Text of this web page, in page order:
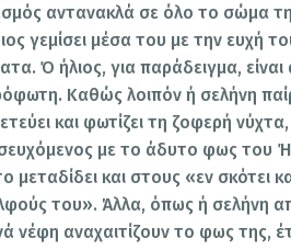
αντανακλά σε όλο το σώμα
γεμίσει μέσα του με την ευχή
Ό ήλιος, για παράδειγμα,
Καθώς λοιπόν ή σελήνη
και φωτίζει τη ζοφερή νύχτα,
με το άδυτο φως του
μεταδίδει και στους «εν σκότει
του». Άλλα, όπως ή σελήνη
νέφη αναχαιτίζουν το φως της,